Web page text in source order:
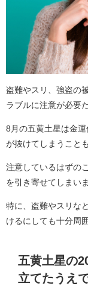
盗難やスリ、強盗の
ラブルに注意が必要
8月の五黄土星は金
が抜けてしまうこと
注意しているはずの
を引き寄せてしまいま
特に、盗難やスリな
けるにしても十分周
五黄土星の
立てたうえ